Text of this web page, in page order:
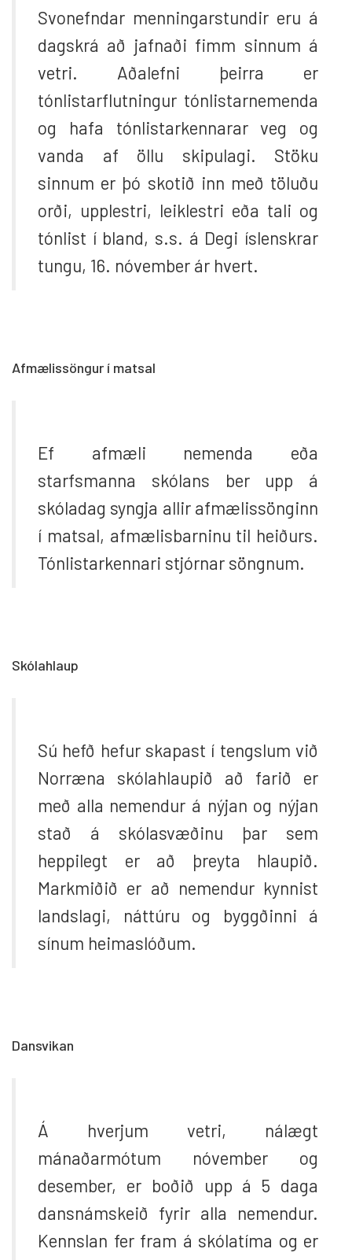
Svonefndar menningarstundir eru á
dagskrá að jafnaði fimm sinnum á
vetri. Aðalefni þeirra er
tónlistarflutningur tónlistarnemenda
og hafa tónlistarkennarar veg og
vanda af öllu skipulagi. Stöku
sinnum er þó skotið inn með töluðu
orði, upplestri, leiklestri eða tali og
tónlist í bland, s.s. á Degi íslenskrar
tungu, 16. nóvember ár hvert.
Afmælissöngur í matsal
Ef afmæli nemenda eða
starfsmanna skólans ber upp á
skóladag syngja allir afmælissönginn
í matsal, afmælisbarninu til heiðurs.
Tónlistarkennari stjórnar söngnum.
Skólahlaup
Sú hefð hefur skapast í tengslum við
Norræna skólahlaupið að farið er
með alla nemendur á nýjan og nýjan
stað á skólasvæðinu þar sem
heppilegt er að þreyta hlaupið.
Markmiðið er að nemendur kynnist
landslagi, náttúru og byggðinni á
sínum heimaslóðum.
Dansvikan
Á hverjum vetri, nálægt
mánaðarmótum nóvember og
desember, er boðið upp á 5 daga
dansnámskeið fyrir alla nemendur.
Kennslan fer fram á skólatíma og er